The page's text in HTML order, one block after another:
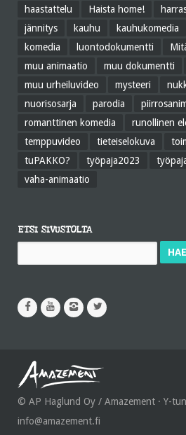
haastattelu
Haista home!
jännitys
kauhu kauhukomedia
komedia
luontodokumentti
muu animaatio
muu dokumentti
muu urheiluvideo
mysteeri
nuorisosarja
parodia
romanttinen komedia
runollinen
temppuvideo
tieteiselokuva
tuPAKKO?
työpaja2023
vaha-animaatio
ETSI SIVUSTOLTA
© AP Haglund Oy / Amazement · Y-
info@amazement.fi